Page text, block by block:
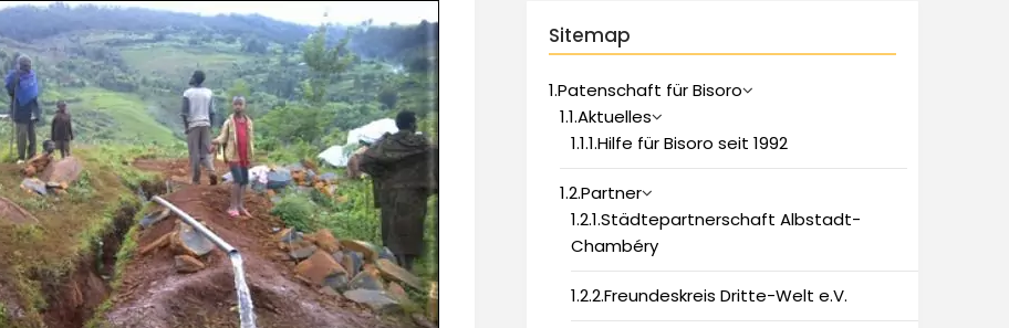
Sitemap
1.Patenschaft für Bisoro
1.1.Aktuelles
1.1.1.Hilfe für Bisoro seit 1992
1.2.Partner
1.2.1.Städtepartnerschaft Albstadt-
Chambéry
1.2.2.Freundeskreis Dritte-Welt e.V.